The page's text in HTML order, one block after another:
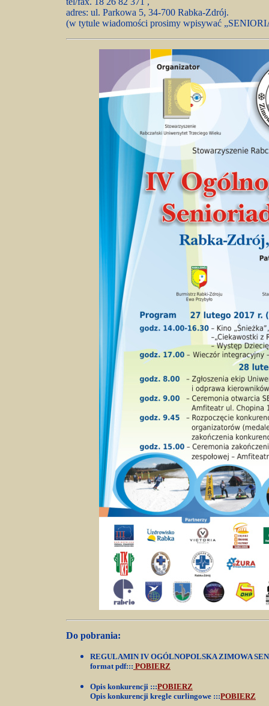
adres: ul. Parkowa 5, 34-700 Rabka-Zdrój.
(w tytule wiadomości prosimy wpisywać
Do pobrania:
REGULAMIN IV OGÓLNOPOLSKA ZIMOWA
format pdf::: POBIERZ
Opis konkurencji :::POBIERZ
Opis konkurencji kregle curlingowe :::POBIERZ